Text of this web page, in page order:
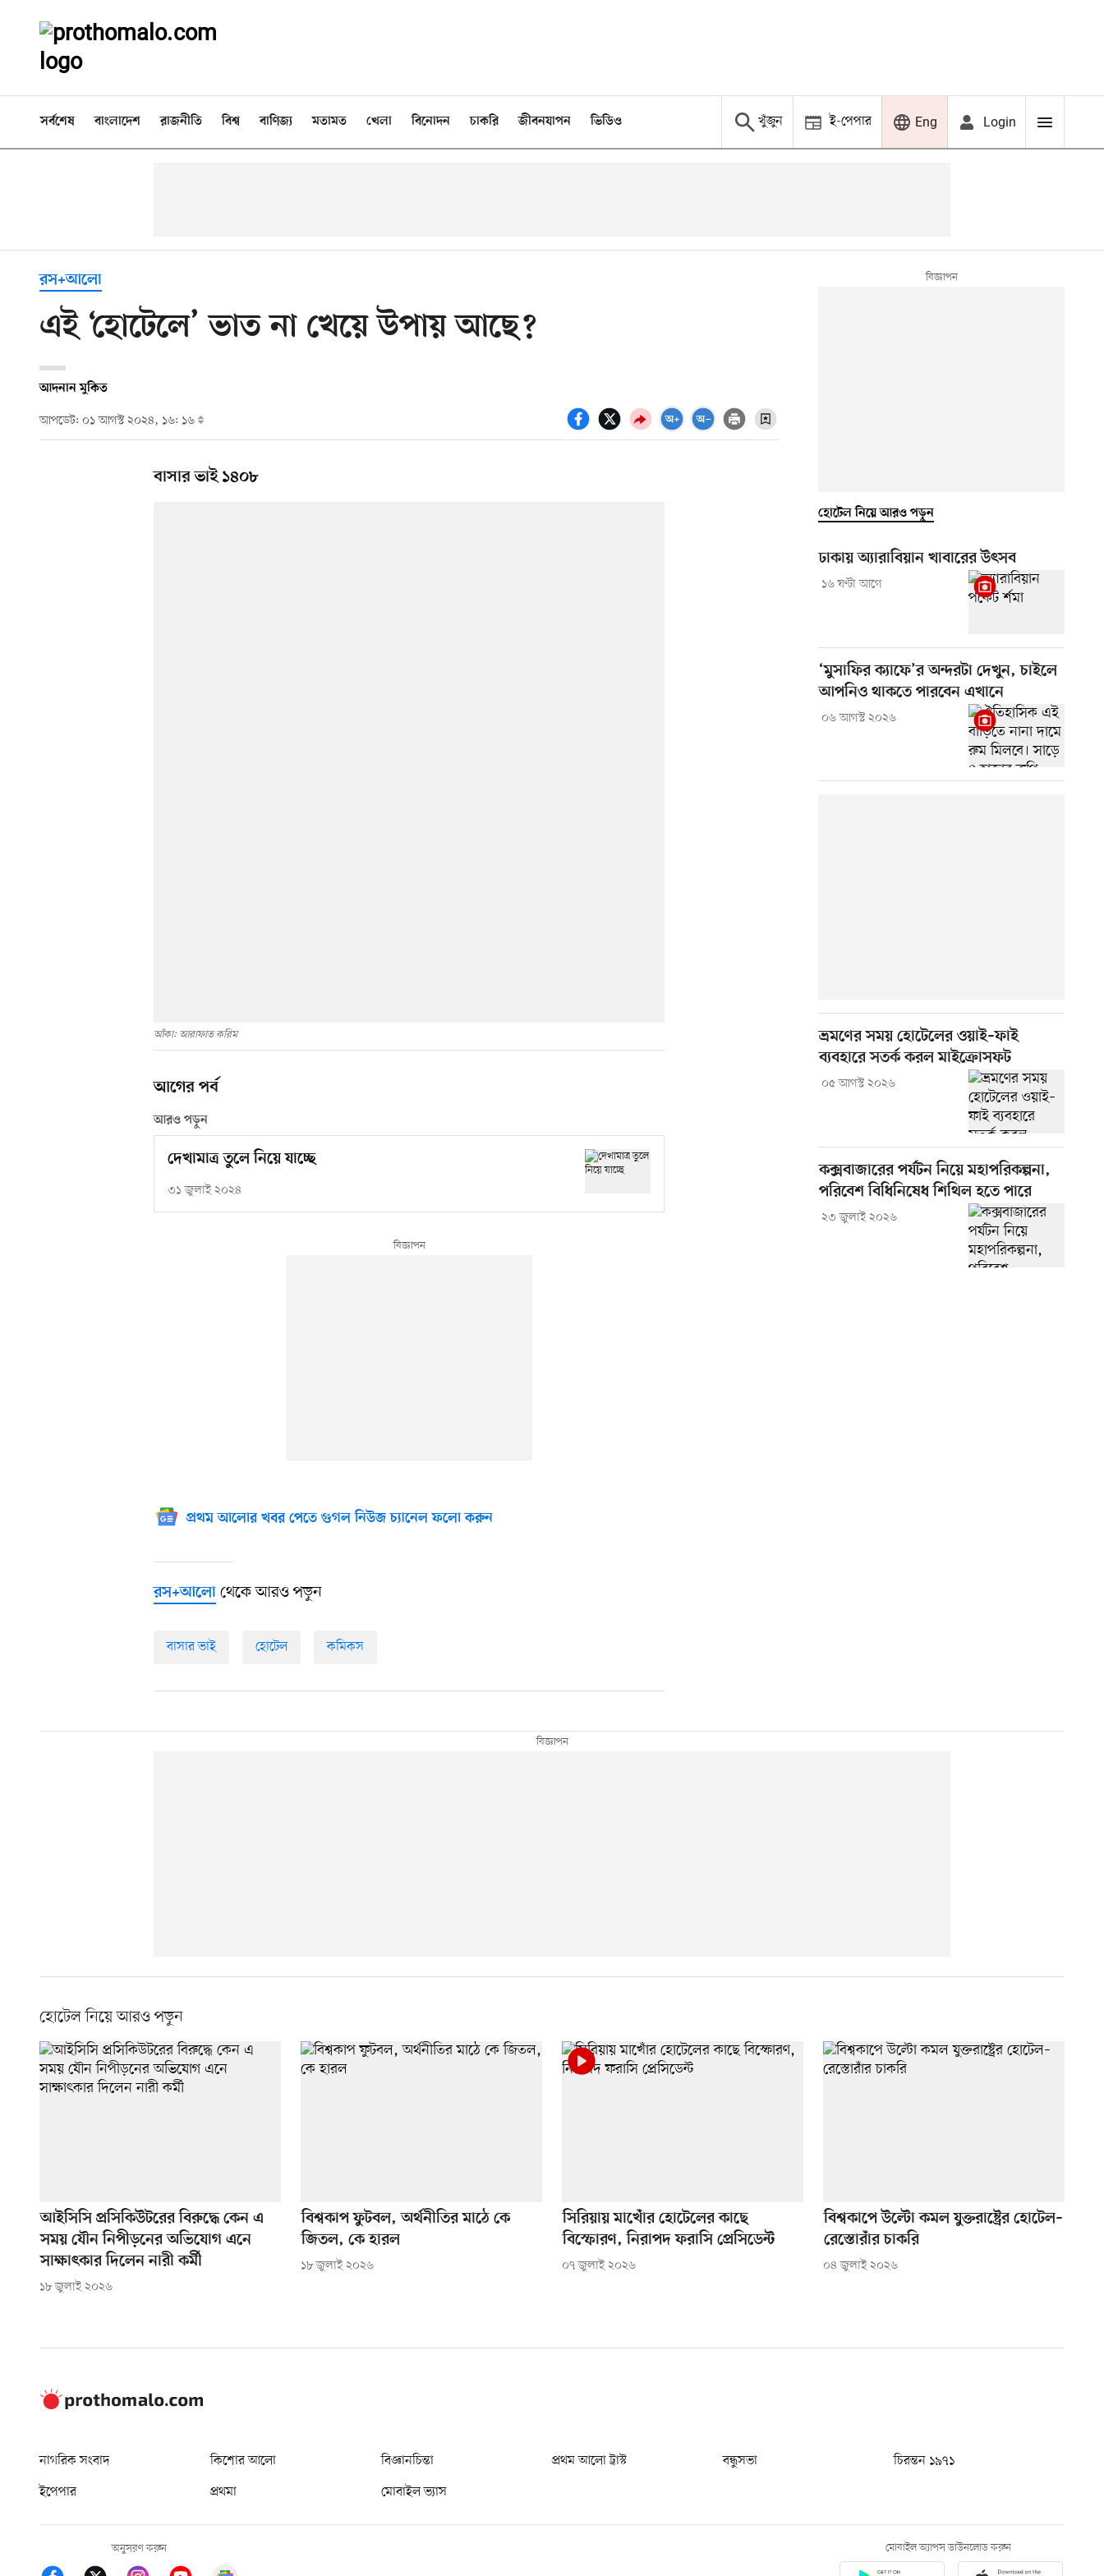
সর্বশেষ বাংলাদেশ রাজনীতি বিশ্ব বাণিজ্য মতামত খেলা বিনোদন চাকরি জীবনযাপন ভিডিও খুঁজুন ই-পেপার Eng Login
রস+আলো
এই ‘হোটেলে’ ভাত না খেয়ে উপায় আছে?
আদনান মুকিত
আপডেট: ০১ আগস্ট ২০২৪, ১৬: ১৬
বাসার ভাই ১৪০৮
আঁকা: আরাফাত করিম
আগের পর্ব
আরও পড়ুন
দেখামাত্র তুলে নিয়ে যাচ্ছে
৩১ জুলাই ২০২৪
প্রথম আলোর খবর পেতে গুগল নিউজ চ্যানেল ফলো করুন
রস+আলো থেকে আরও পড়ুন
বাসার ভাই হোটেল কমিকস
হোটেল নিয়ে আরও পড়ুন
ঢাকায় অ্যারাবিয়ান খাবারের উৎসব
১৬ ঘণ্টা আগে
‘মুসাফির ক্যাফে’র অন্দরটা দেখুন, চাইলে
আপনিও থাকতে পারবেন এখানে
০৬ আগস্ট ২০২৬
ভ্রমণের সময় হোটেলের ওয়াই–ফাই
ব্যবহারে সতর্ক করল মাইক্রোসফট
০৫ আগস্ট ২০২৬
কক্সবাজারের পর্যটন নিয়ে মহাপরিকল্পনা,
পরিবেশ বিধিনিষেধ শিথিল হতে পারে
২৩ জুলাই ২০২৬
হোটেল নিয়ে আরও পড়ুন
আইসিসি প্রসিকিউটরের বিরুদ্ধে কেন এ
সময় যৌন নিপীড়নের অভিযোগ এনে
সাক্ষাৎকার দিলেন নারী কর্মী
১৮ জুলাই ২০২৬
বিশ্বকাপ ফুটবল, অর্থনীতির মাঠে কে
জিতল, কে হারল
১৮ জুলাই ২০২৬
সিরিয়ায় মাখোঁর হোটেলের কাছে
বিস্ফোরণ, নিরাপদ ফরাসি প্রেসিডেন্ট
০৭ জুলাই ২০২৬
বিশ্বকাপে উল্টো কমল যুক্তরাষ্ট্রের হোটেল–
রেস্তোরাঁর চাকরি
০৪ জুলাই ২০২৬
নাগরিক সংবাদ কিশোর আলো বিজ্ঞানচিন্তা প্রথম আলো ট্রাস্ট বন্ধুসভা
চিরন্তন ১৯৭১
ইপেপার
প্রথমা মোবাইল ভ্যাস
অনুসরণ করুন মোবাইল অ্যাপস ডাউনলোড করুন